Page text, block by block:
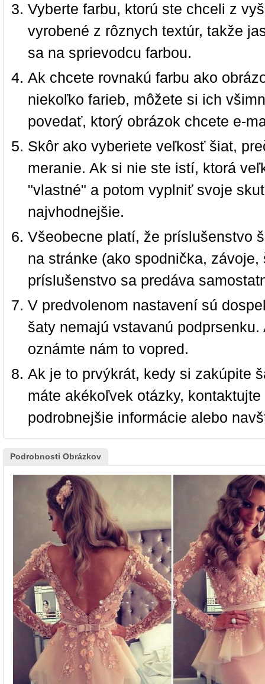
Vyberte farbu, ktorú ste chceli z
vyrobené z rôznych textúr, takže
sa na sprievodcu farbou.
Ak chcete rovnakú farbu ako
niekoľko farieb, môžete si ich
povedať, ktorý obrázok chcete e-
Skôr ako vyberiete veľkosť šiat,
meranie. Ak si nie ste istí, ktorá
"vlastné" a potom vyplniť svoje
najvhodnejšie.
Všeobecne platí, že príslušenstvo
na stránke (ako spodnička,
príslušenstvo sa predáva
V predvolenom nastavení sú
šaty nemajú vstavanú
oznámte nám to vopred.
Ak je to prvýkrát, kedy si zakúpite
máte akékoľvek otázky,
podrobnejšie informácie alebo
Podrobnosti Obrázkov